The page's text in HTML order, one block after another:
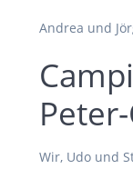
Andrea und
Wir, Udo und